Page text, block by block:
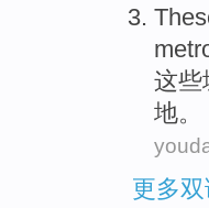
这些
地。
更多